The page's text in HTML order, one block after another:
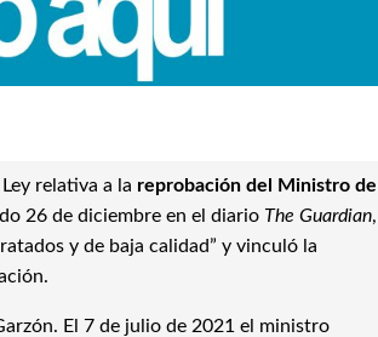
relativa a la reprobación del Ministro de
26 de diciembre en el diario The Guardian,
y de baja calidad” y vinculó la
El 7 de julio de 2021 el ministro